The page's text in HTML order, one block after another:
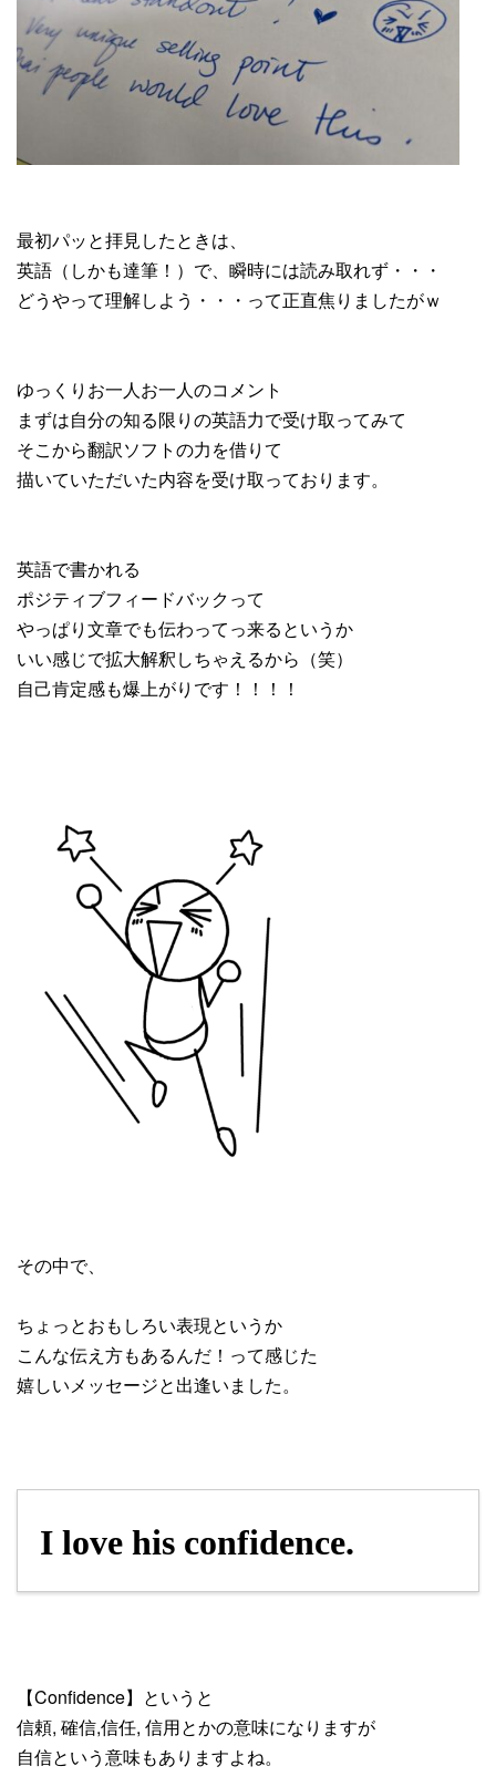
最初パッと拝見したときは、
英語（しかも達筆！）で、瞬時には読み取れず・・・
どうやって理解しよう・・・って正直焦りましたがｗ
ゆっくりお一人お一人のコメント
まずは自分の知る限りの英語力で受け取ってみて
そこから翻訳ソフトの力を借りて
描いていただいた内容を受け取っております。
英語で書かれる
ポジティブフィードバックって
やっぱり文章でも伝わってっ来るというか
いい感じで拡大解釈しちゃえるから（笑）
自己肯定感も爆上がりです！！！！
その中で、
ちょっとおもしろい表現というか
こんな伝え方もあるんだ！って感じた
嬉しいメッセージと出逢いました。
I love his confidence.
【Confidence】というと
信頼, 確信,信任, 信用とかの意味になりますが
自信という意味もありますよね。